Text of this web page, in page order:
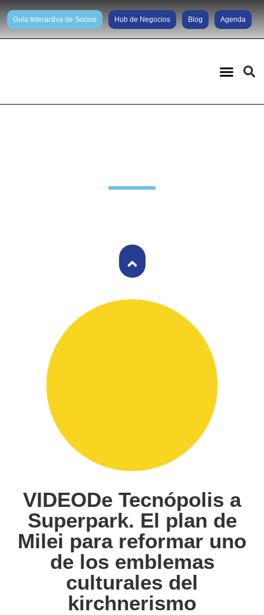
Guía Interactiva de Socios Hub de Negocios Blog Agenda
VIDEODe Tecnópolis a
Superpark. El plan de
Milei para reformar uno
de los emblemas
culturales del
kirchnerismo